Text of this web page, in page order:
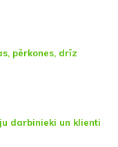
pērkones, drīz
darbinieki un klienti